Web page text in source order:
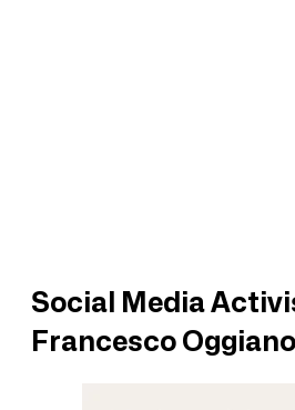
Social Media
Francesco Oggiano